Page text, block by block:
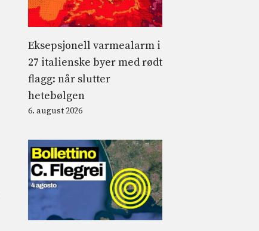
Eksepsjonell varmealarm i
27 italienske byer med rødt
flagg: når slutter
hetebølgen
6. august 2026